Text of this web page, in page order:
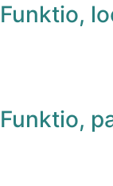
Funktio,
Funktio,